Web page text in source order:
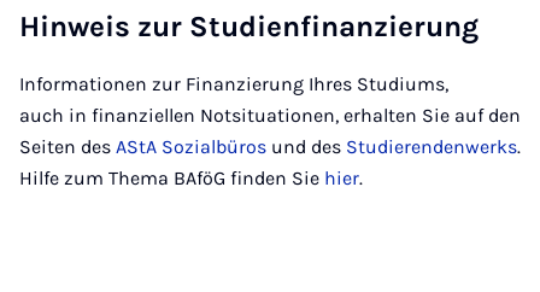
Hinweis zur Studienfinanzierung
Informationen zur Finanzierung Ihres Studiums,
auch in finanziellen Notsituationen, erhalten Sie auf den
Seiten des AStA Sozialbüros und des Studierendenwerks.
Hilfe zum Thema BAföG finden Sie hier.